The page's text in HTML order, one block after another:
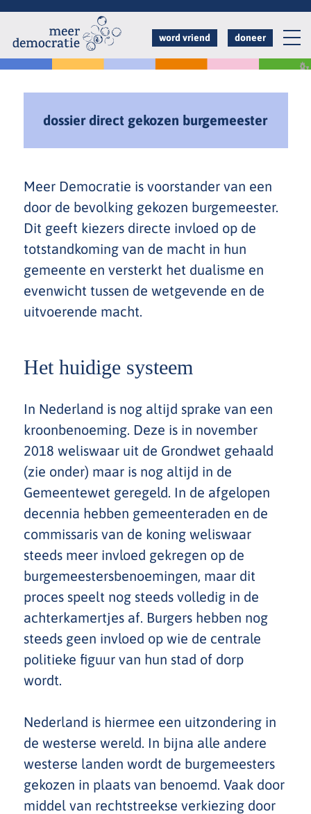
Overslaan
naar
de
inhoud
word vriend doneer
dossier direct gekozen burgemeester
Meer Democratie is voorstander van een
door de bevolking gekozen burgemeester.
Dit geeft kiezers directe invloed op de
totstandkoming van de macht in hun
gemeente en versterkt het dualisme en
evenwicht tussen de wetgevende en de
uitvoerende macht.
Het huidige systeem
In Nederland is nog altijd sprake van een
kroonbenoeming. Deze is in november
2018 weliswaar uit de Grondwet gehaald
(zie onder) maar is nog altijd in de
Gemeentewet geregeld. In de afgelopen
decennia hebben gemeenteraden en de
commissaris van de koning weliswaar
steeds meer invloed gekregen op de
burgemeestersbenoemingen, maar dit
proces speelt nog steeds volledig in de
achterkamertjes af. Burgers hebben nog
steeds geen invloed op wie de centrale
politieke figuur van hun stad of dorp
wordt.
Nederland is hiermee een uitzondering in
de westerse wereld. In bijna alle andere
westerse landen wordt de burgemeesters
gekozen in plaats van benoemd. Vaak door
middel van rechtstreekse verkiezing door